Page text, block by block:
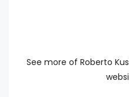
See more of Roberto